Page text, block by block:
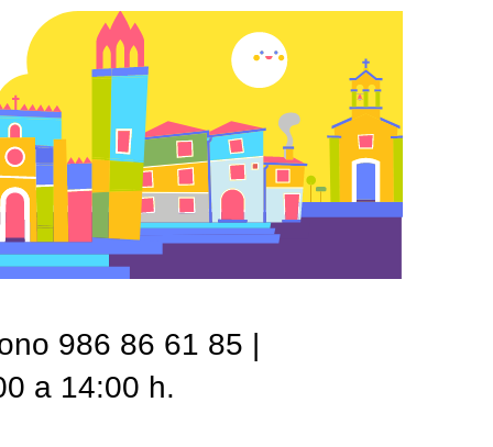
986 86 61 85 |
a 14:00 h.